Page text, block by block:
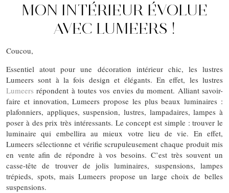
MON INTÉRIEUR ÉVOLUE
AVEC LUMEERS !
Coucou,
Essentiel atout pour une décoration intérieur chic, les lustres
Lumeers sont à la fois design et élégants. En effet, les lustres
Lumeers répondent à toutes vos envies du moment. Alliant savoir-
faire et innovation, Lumeers propose les plus beaux luminaires :
plafonniers, appliques, suspension, lustres, lampadaires, lampes à
poser à des prix très intéressants. Le concept est simple : trouver le
luminaire qui embellira au mieux votre lieu de vie. En effet,
Lumeers sélectionne et vérifie scrupuleusement chaque produit mis
en vente afin de répondre à vos besoins. C’est très souvent un
casse-tête de trouver de jolis luminaires, suspensions, lampes
trépieds, spots, mais Lumeers propose un large choix de belles
suspensions.